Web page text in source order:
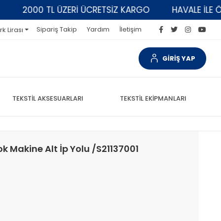
2000 TL ÜZERİ ÜCRETSİZ KARGO HAVALE İLE
Lirası Sipariş Takip Yardım İletişim
GİRİŞ YAP
TEKSTİL AKSESUARLARI TEKSTİL EKİPMANLARI
Makine Alt İp Yolu /S21137001